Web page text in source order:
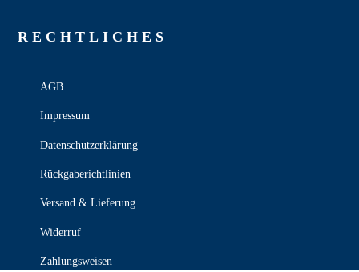
RECHT­LICHES
AGB
Impressum
Datenschutzerklärung
Rückgaberichtlinien
Versand & Lieferung
Widerruf
Zahlungsweisen